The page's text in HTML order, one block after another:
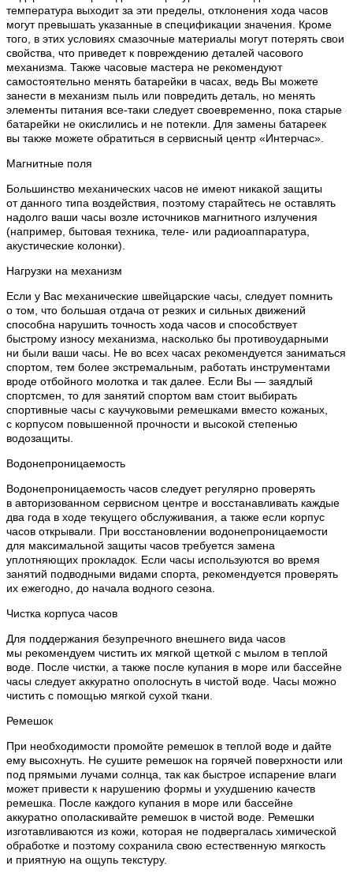
температура выходит за эти пределы, отклонения хода часов
могут превышать указанные в спецификации значения. Кроме
того, в этих условиях смазочные материалы могут потерять свои
свойства, что приведет к повреждению деталей часового
механизма. Также часовые мастера не рекомендуют
самостоятельно менять батарейки в часах, ведь Вы можете
занести в механизм пыль или повредить деталь, но менять
элементы питания все-таки следует своевременно, пока старые
батарейки не окислились и не потекли. Для замены батареек
вы также можете обратиться в сервисный центр «Интерчас».
Магнитные поля
Большинство механических часов не имеют никакой защиты
от данного типа воздействия, поэтому старайтесь не оставлять
надолго ваши часы возле источников магнитного излучения
(например, бытовая техника, теле- или радиоаппаратура,
акустические колонки).
Нагрузки на механизм
Если у Вас механические швейцарские часы, следует помнить
о том, что большая отдача от резких и сильных движений
способна нарушить точность хода часов и способствует
быстрому износу механизма, насколько бы противоударными
ни были ваши часы. Не во всех часах рекомендуется заниматься
спортом, тем более экстремальным, работать инструментами
вроде отбойного молотка и так далее. Если Вы — заядлый
спортсмен, то для занятий спортом вам стоит выбирать
спортивные часы с каучуковыми ремешками вместо кожаных,
с корпусом повышенной прочности и высокой степенью
водозащиты.
Водонепроницаемость
Водонепроницаемость часов следует регулярно проверять
в авторизованном сервисном центре и восстанавливать каждые
два года в ходе текущего обслуживания, а также если корпус
часов открывали. При восстановлении водонепроницаемости
для максимальной защиты часов требуется замена
уплотняющих прокладок. Если часы используются во время
занятий подводными видами спорта, рекомендуется проверять
их ежегодно, до начала водного сезона.
Чистка корпуса часов
Для поддержания безупречного внешнего вида часов
мы рекомендуем чистить их мягкой щеткой с мылом в теплой
воде. После чистки, а также после купания в море или бассейне
часы следует аккуратно ополоснуть в чистой воде. Часы можно
чистить с помощью мягкой сухой ткани.
Ремешок
При необходимости промойте ремешок в теплой воде и дайте
ему высохнуть. Не сушите ремешок на горячей поверхности или
под прямыми лучами солнца, так как быстрое испарение влаги
может привести к нарушению формы и ухудшению качеств
ремешка. После каждого купания в море или бассейне
аккуратно ополаскивайте ремешок в чистой воде. Ремешки
изготавливаются из кожи, которая не подвергалась химической
обработке и поэтому сохранила свою естественную мягкость
и приятную на ощупь текстуру.